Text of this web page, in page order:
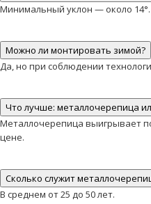
Минимальный уклон — около 14°.
Можно ли монтировать зимой?
Да, но при соблюдении
Что лучше: металлочерепица
Металлочерепица выигрывает
цене.
Сколько служит
В среднем от 25 до 50 лет.